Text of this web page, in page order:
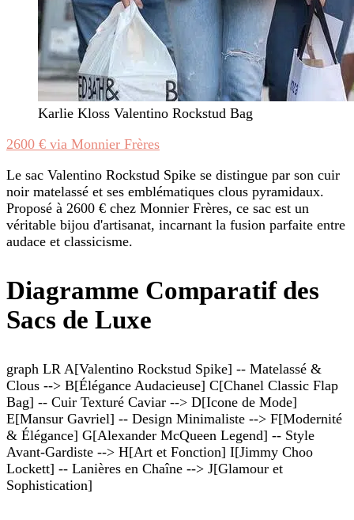
Karlie Kloss Valentino Rockstud Bag
2600 € via Monnier Frères
Le sac Valentino Rockstud Spike se distingue par son cuir
noir matelassé et ses emblématiques clous pyramidaux.
Proposé à 2600 € chez Monnier Frères, ce sac est un
véritable bijou d'artisanat, incarnant la fusion parfaite entre
audace et classicisme.
Diagramme Comparatif des
Sacs de Luxe
graph LR A[Valentino Rockstud Spike] -- Matelassé &
Clous --> B[Élégance Audacieuse] C[Chanel Classic Flap
Bag] -- Cuir Texturé Caviar --> D[Icone de Mode]
E[Mansur Gavriel] -- Design Minimaliste --> F[Modernité
& Élégance] G[Alexander McQueen Legend] -- Style
Avant-Gardiste --> H[Art et Fonction] I[Jimmy Choo
Lockett] -- Lanières en Chaîne --> J[Glamour et
Sophistication]